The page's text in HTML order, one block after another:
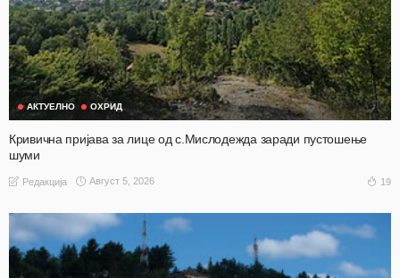
АКТУЕЛНО ОХРИД
Кривична пријава за лице од с.Мислодежда заради пустошење
шуми
Редакција Август 5, 2026 19